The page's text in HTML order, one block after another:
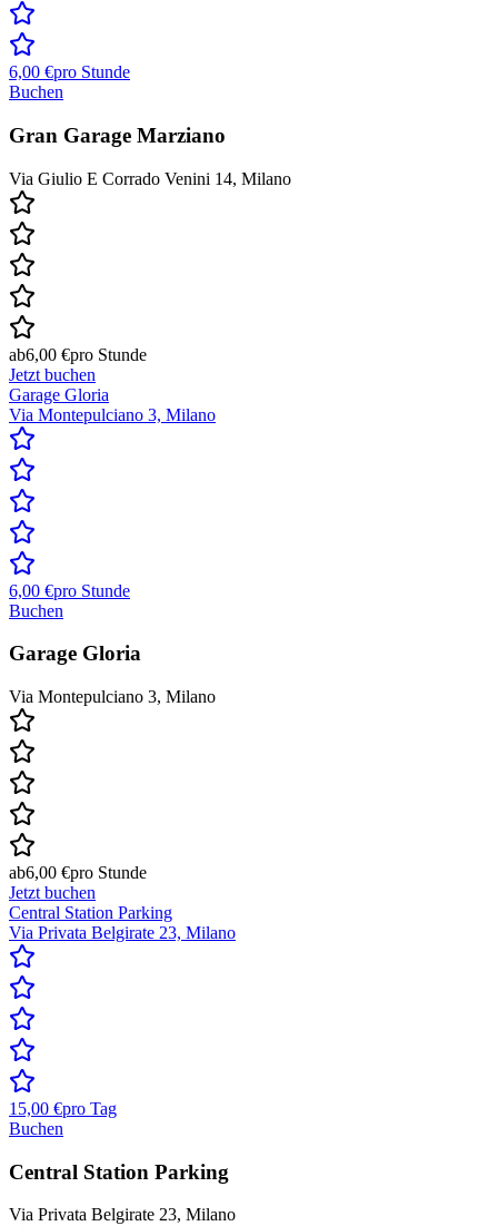
6,00 €pro Stunde
Buchen
Gran Garage Marziano
Via Giulio E Corrado Venini 14, Milano
ab6,00 €pro Stunde
Jetzt buchen
Garage Gloria
Via Montepulciano 3, Milano
6,00 €pro Stunde
Buchen
Garage Gloria
Via Montepulciano 3, Milano
ab6,00 €pro Stunde
Jetzt buchen
Central Station Parking
Via Privata Belgirate 23, Milano
15,00 €pro Tag
Buchen
Central Station Parking
Via Privata Belgirate 23, Milano